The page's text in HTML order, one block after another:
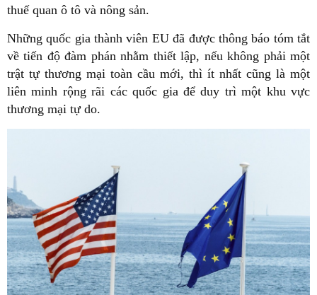
thuế quan ô tô và nông sản.
Những quốc gia thành viên EU đã được thông báo tóm tắt
về tiến độ đàm phán nhằm thiết lập, nếu không phải một
trật tự thương mại toàn cầu mới, thì ít nhất cũng là một
liên minh rộng rãi các quốc gia để duy trì một khu vực
thương mại tự do.